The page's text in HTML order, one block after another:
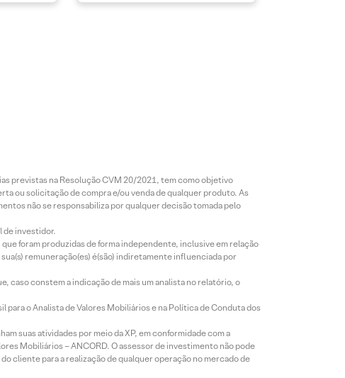
previstas na Resolução CVM 20/2021, tem como objetivo
ou solicitação de compra e/ou venda de qualquer produto. As
não se responsabiliza por qualquer decisão tomada pelo
de investidor.
foram produzidas de forma independente, inclusive em relação
remuneração(es) é(são) indiretamente influenciada por
caso constem a indicação de mais um analista no relatório, o
o Analista de Valores Mobiliários e na Política de Conduta dos
suas atividades por meio da XP, em conformidade com a
Mobiliários – ANCORD. O assessor de investimento não pode
cliente para a realização de qualquer operação no mercado de